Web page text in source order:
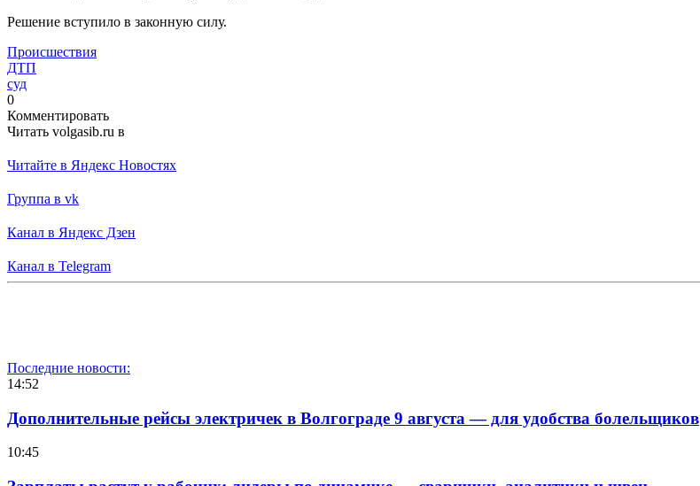
Решение вступило в законную силу.
Происшествия
ДТП
суд
0
Комментировать
Читать volgasib.ru в
Читайте в Яндекс Новостях
Группа в vk
Канал в Яндекс Дзен
Канал в Telegram
Последние новости:
14:52
Дополнительные рейсы электричек в Волгограде 9 августа — для удобства болельщиков
10:45